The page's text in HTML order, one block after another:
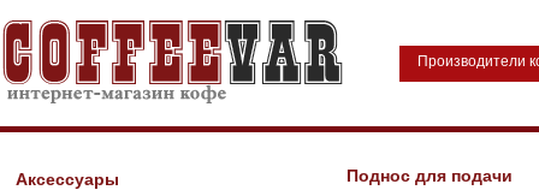
Производители
Аксессуары
Поднос для подачи